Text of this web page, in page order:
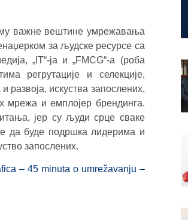
важне вештине умрежавања
за људске ресурсе са
„IT“‑ја и „FMCG“‑а (роба
регрутације и селекције,
развоја, искуства запослених,
мрежа и емплоjер брeндинга.
јер су људи срце сваке
да буде подршка лидерима и
запослених.
– 45 minuta o umrežavanju –